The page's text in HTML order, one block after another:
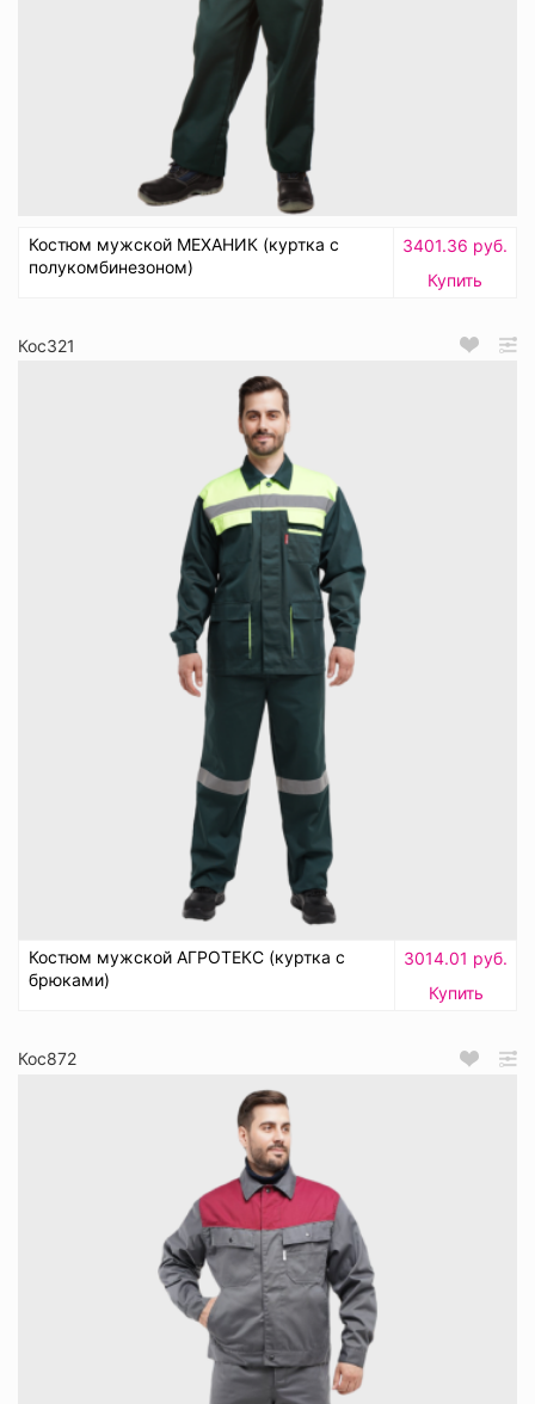
Костюм мужской МЕХАНИК (куртка с
полукомбинезоном)
3401.36 руб.
Купить
Кос321
Костюм мужской АГРОТЕКС (куртка с
брюками)
3014.01 руб.
Купить
Кос872